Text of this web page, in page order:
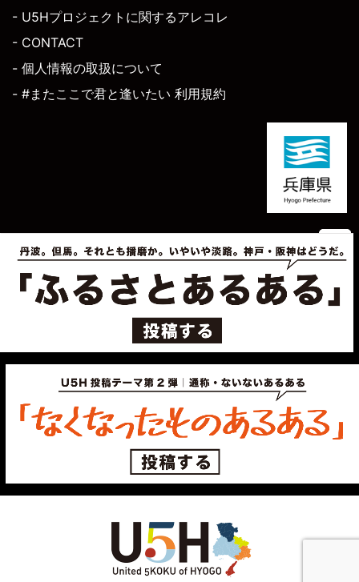
- U5Hプロジェクトに関するアレコレ
- CONTACT
- 個人情報の取扱について
- #またここで君と逢いたい 利用規約